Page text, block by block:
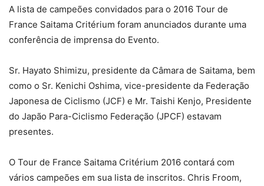
A lista de campeões convidados para o 2016 Tour de
France Saitama Critérium foram anunciados durante uma
conferência de imprensa do Evento.
Sr. Hayato Shimizu, presidente da Câmara de Saitama, bem
como o Sr. Kenichi Oshima, vice-presidente da Federação
Japonesa de Ciclismo (JCF) e Mr. Taishi Kenjo, Presidente
do Japão Para-Ciclismo Federação (JPCF) estavam
presentes.
O Tour de France Saitama Critérium 2016 contará com
vários campeões em sua lista de inscritos. Chris Froom,